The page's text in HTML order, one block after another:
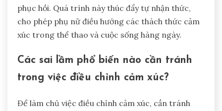
phục hồi. Quá trình này thúc đẩy tự nhận thức,
cho phép phụ nữ điều hướng các thách thức cảm
xúc trong thể thao và cuộc sống hàng ngày.
Các sai lầm phổ biến nào cần tránh
trong việc điều chỉnh cảm xúc?
Để làm chủ việc điều chỉnh cảm xúc, cần tránh